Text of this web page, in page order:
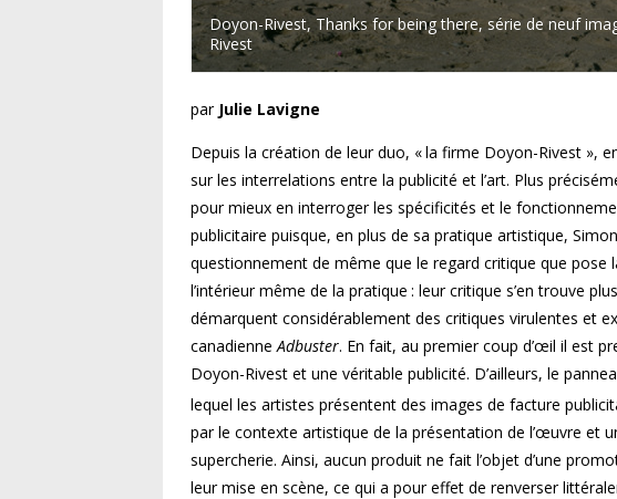
Doyon-Rivest, Thanks for being there, série de neuf
Rivest
par Julie Lavigne
Depuis la création de leur duo, « la firme Doyon-Rivest »,
sur les interrelations entre la publicité et l’art. Plus
pour mieux en interroger les spécificités et le
publicitaire puisque, en plus de sa pratique artistique,
questionnement de même que le regard critique que
l’intérieur même de la pratique : leur critique s’en trouve
démarquent considérablement des critiques virulentes et
canadienneAdbuster. En fait, au premier coup d’œil il est
Doyon-Rivest et une véritable publicité. D’ailleurs, le
lequel les artistes présentent des images de facture
par le contexte artistique de la présentation de l’œuvre et
supercherie. Ainsi, aucun produit ne fait l’objet d’une
leur mise en scène, ce qui a pour effet de renverser